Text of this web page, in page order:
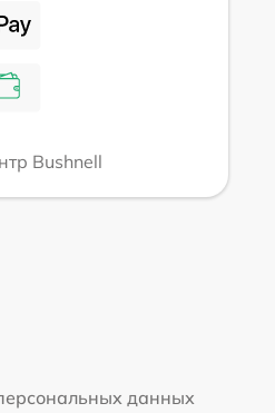
Bushnell
данных